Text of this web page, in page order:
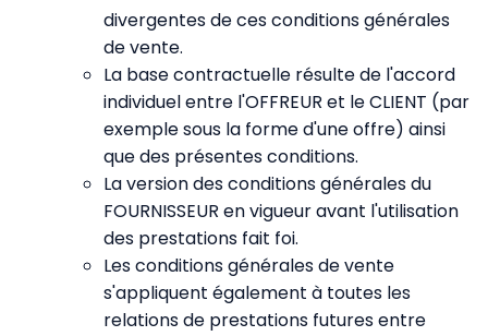
divergentes de ces conditions générales
de vente.
La base contractuelle résulte de l'accord
individuel entre l'OFFREUR et le CLIENT (par
exemple sous la forme d'une offre) ainsi
que des présentes conditions.
La version des conditions générales du
FOURNISSEUR en vigueur avant l'utilisation
des prestations fait foi.
Les conditions générales de vente
s'appliquent également à toutes les
relations de prestations futures entre